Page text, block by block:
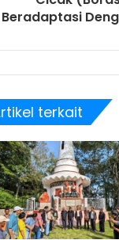
Beradaptasi
terkait